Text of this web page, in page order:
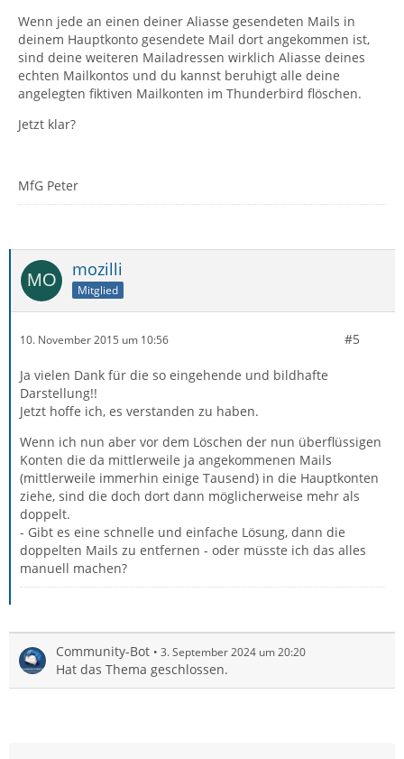
Wenn jede an einen deiner Aliasse gesendeten Mails in
deinem Hauptkonto gesendete Mail dort angekommen ist,
sind deine weiteren Mailadressen wirklich Aliasse deines
echten Mailkontos und du kannst beruhigt alle deine
angelegten fiktiven Mailkonten im Thunderbird flöschen.
Jetzt klar?
MfG Peter
mozilli
Mitglied
10. November 2015 um 10:56 #5
Ja vielen Dank für die so eingehende und bildhafte
Darstellung!!
Jetzt hoffe ich, es verstanden zu haben.
Wenn ich nun aber vor dem Löschen der nun überflüssigen
Konten die da mittlerweile ja angekommenen Mails
(mittlerweile immerhin einige Tausend) in die Hauptkonten
ziehe, sind die doch dort dann möglicherweise mehr als
doppelt.
- Gibt es eine schnelle und einfache Lösung, dann die
doppelten Mails zu entfernen - oder müsste ich das alles
manuell machen?
Community-Bot 3. September 2024 um 20:20
Hat das Thema geschlossen.